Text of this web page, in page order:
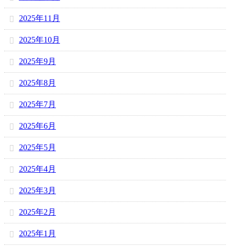
2025年11月
2025年10月
2025年9月
2025年8月
2025年7月
2025年6月
2025年5月
2025年4月
2025年3月
2025年2月
2025年1月